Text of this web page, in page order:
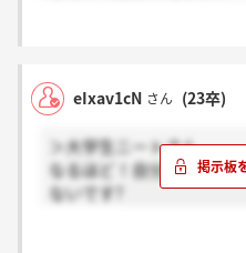
eIxav1cN さん (23卒)
＞大学生ニートさん
なるほど！自分も幹部う
ないです?